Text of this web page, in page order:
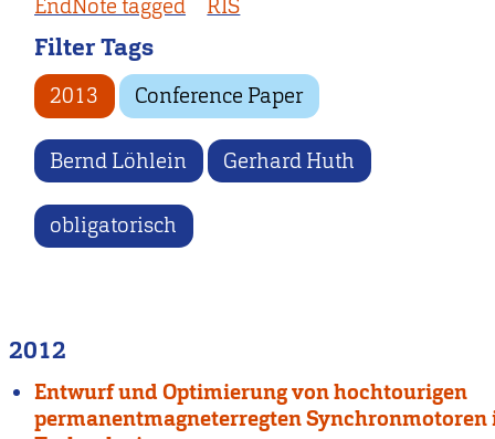
EndNote tagged RIS
Filter Tags
2013 Conference Paper
Bernd Löhlein Gerhard Huth
obligatorisch
2012
Entwurf und Optimierung von hochtourigen
permanentmagneterregten Synchronmotoren